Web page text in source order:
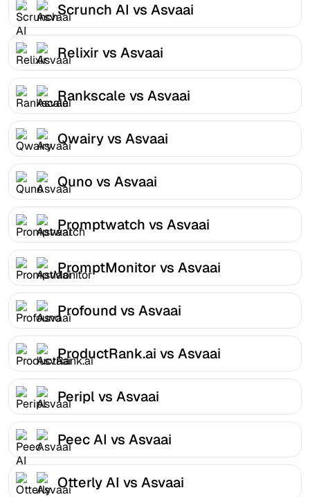
Scrunch AI vs Asvaai
Relixir vs Asvaai
Rankscale vs Asvaai
Qwairy vs Asvaai
Quno vs Asvaai
Promptwatch vs Asvaai
PromptMonitor vs Asvaai
Profound vs Asvaai
ProductRank.ai vs Asvaai
Peripl vs Asvaai
Peec AI vs Asvaai
Otterly AI vs Asvaai